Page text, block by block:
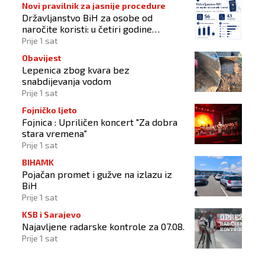
Novi pravilnik za jasnije procedure
Državljanstvo BiH za osobe od
naročite koristi: u četiri godine
odobrena 43 zahtjeva
Prije 1 sat
Obavijest
Lepenica zbog kvara bez
snabdijevanja vodom
Prije 1 sat
Fojničko ljeto
Fojnica : Upriličen koncert "Za dobra
stara vremena"
Prije 1 sat
BIHAMK
Pojačan promet i gužve na izlazu iz
BiH
Prije 1 sat
KSB i Sarajevo
Najavljene radarske kontrole za 07.08.
Prije 1 sat